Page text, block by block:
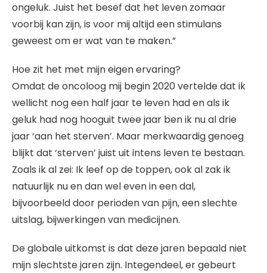
ongeluk. Juist het besef dat het leven zomaar
voorbij kan zijn, is voor mij altijd een stimulans
geweest om er wat van te maken.”
Hoe zit het met mijn eigen ervaring?
Omdat de oncoloog mij begin 2020 vertelde dat ik
wellicht nog een half jaar te leven had en als ik
geluk had nog hooguit twee jaar ben ik nu al drie
jaar ‘aan het sterven’. Maar merkwaardig genoeg
blijkt dat ‘sterven’ juist uit intens leven te bestaan.
Zoals ik al zei: Ik leef op de toppen, ook al zak ik
natuurlijk nu en dan wel even in een dal,
bijvoorbeeld door perioden van pijn, een slechte
uitslag, bijwerkingen van medicijnen.
De globale uitkomst is dat deze jaren bepaald niet
mijn slechtste jaren zijn. Integendeel, er gebeurt